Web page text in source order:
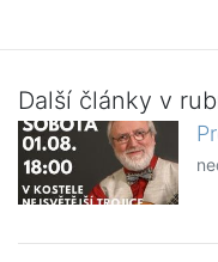
Další články v